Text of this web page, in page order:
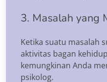
3. Masalah yang
Ketika suatu masalah
aktivitas bagan
kemungkinan Anda
psikolog.